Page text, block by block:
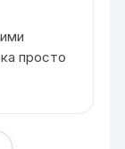
просто